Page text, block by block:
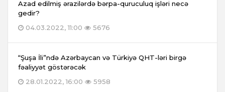
Azad edilmiş ərazilərdə bərpa-quruculuq işləri necə
gedir?
04.03.2022, 11:00
5676
“Şuşa İli”ndə Azərbaycan və Türkiyə QHT-ləri birgə
fəaliyyət göstərəcək
28.01.2022, 16:00
5958